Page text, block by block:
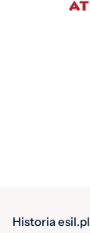
Historia esil.pl